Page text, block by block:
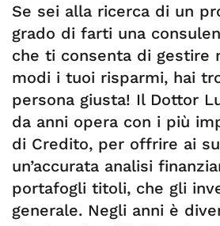
Se sei alla ricerca di un
grado di farti una
che ti consenta di gestire
modi i tuoi risparmi, hai
persona giusta! Il Dottor
da anni opera con i più
di Credito, per offrire ai
un’accurata analisi
portafogli titoli, che gli
generale. Negli anni è